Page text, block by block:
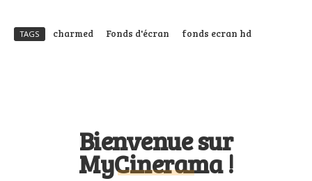
TAGS charmed Fonds d'écran fonds ecran hd
Bienvenue sur
MyCinerama !